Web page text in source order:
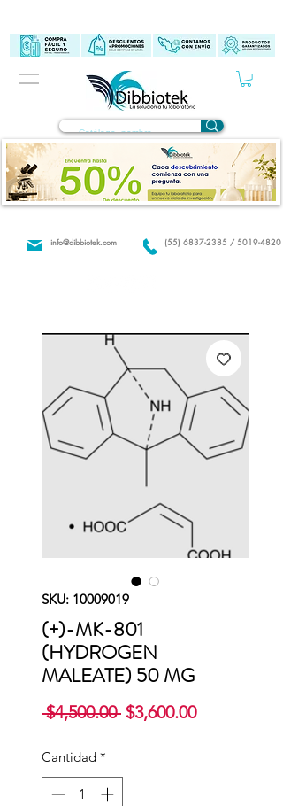
(55) 6837-2385 / 5019-4820
info@dibbiotek.com
SKU: 10009019
(+)-MK-801
(HYDROGEN
MALEATE) 50 MG
$4,500.00 Precio
$3,600.00Precio
Cantidad *